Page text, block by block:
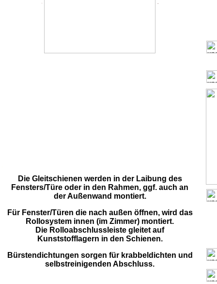
.
Die Gleitschienen werden in der Laibung des
Fensters/Türe oder in den Rahmen, ggf. auch an
der Außenwand montiert.
Für Fenster/Türen die nach außen öffnen, wird das
Rollosystem innen (im Zimmer) montiert.
Die Rolloabschlussleiste gleitet auf
Kunststofflagern in den Schienen.
Bürstendichtungen sorgen für krabbeldichten und
selbstreinigenden Abschluss.